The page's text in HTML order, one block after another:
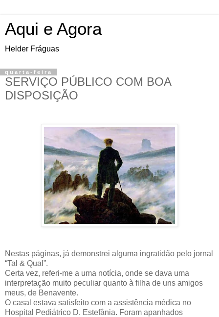
Aqui e Agora
Helder Fráguas
quarta-feira
SERVIÇO PÚBLICO COM BOA
DISPOSIÇÃO
Nestas páginas, já demonstrei alguma ingratidão pelo jornal
“Tal & Qual”.
Certa vez, referi-me a uma notícia, onde se dava uma
interpretação muito peculiar quanto à filha de uns amigos
meus, de Benavente.
O casal estava satisfeito com a assistência médica no
Hospital Pediátrico D. Estefânia. Foram apanhados